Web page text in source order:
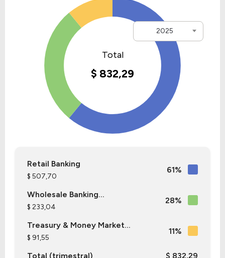
2025
Retail Banking
$ 507,70
61%
Wholesale Banking...
$ 233,04
28%
Treasury & Money Market...
$ 91,55
11%
Total (trimestral) $ 832,29